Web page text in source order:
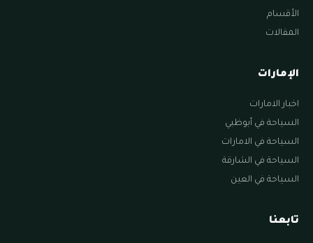
الأقسام
المقالات
الإمارات
اخبار الامارات
السياحة في أبوظبي
السياحة في الامارات
السياحة في الشارقة
السياحة في العين
تابعنا